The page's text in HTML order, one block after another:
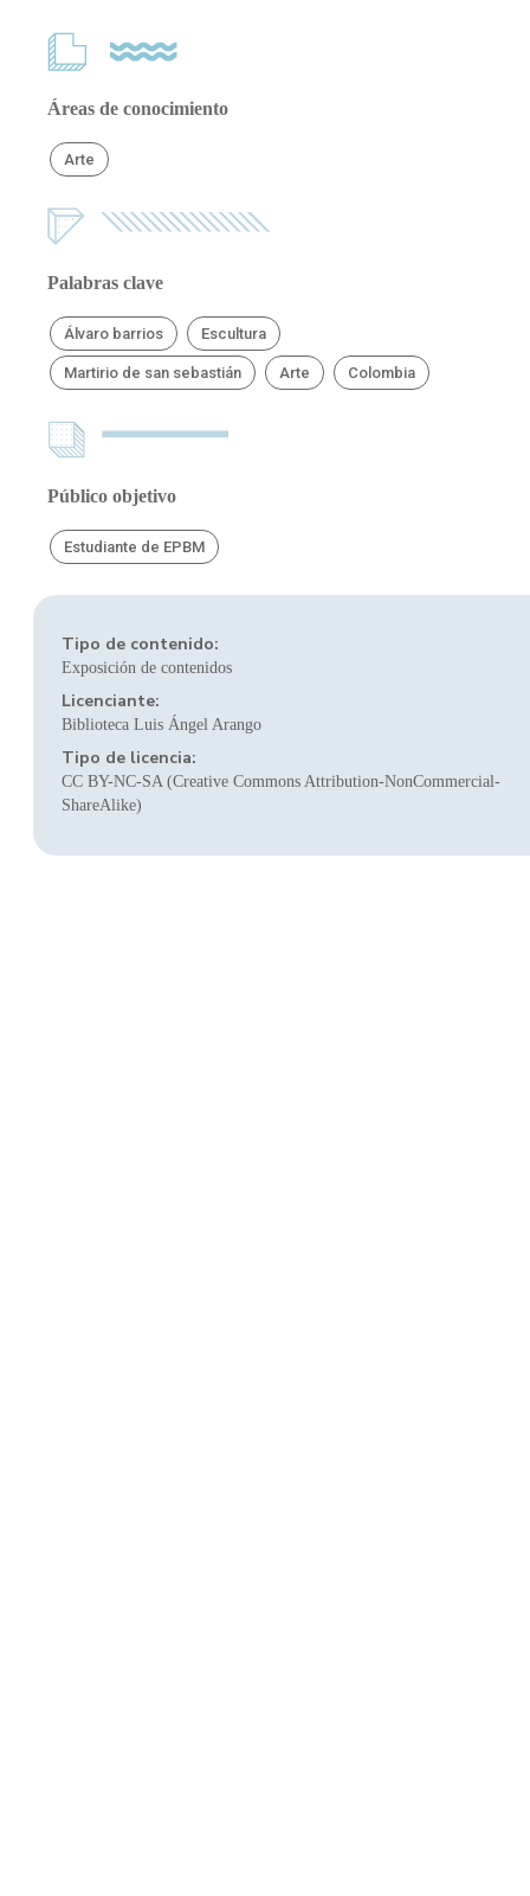
Áreas de conocimiento
Arte
Palabras clave
Álvaro barrios Escultura
Martirio de san sebastián Arte Colombia
Público objetivo
Estudiante de EPBM
Tipo de contenido:
Exposición de contenidos
Licenciante:
Biblioteca Luis Ángel Arango
Tipo de licencia:
CC BY-NC-SA (Creative Commons Attribution-NonCommercial-
ShareAlike)